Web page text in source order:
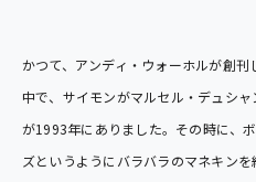
かつて、アンディ・ウォーホルが創
中で、サイモンがマルセル・デュシ
が1993年にありました。その時に、
ズというようにバラバラのマネキン